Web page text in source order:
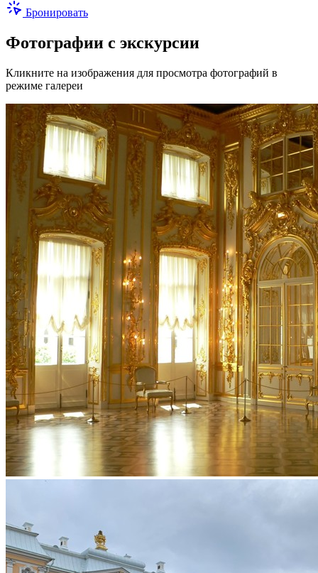
Бронировать
Фотографии с экскурсии
Кликните на изображения для просмотра фотографий в
режиме галереи